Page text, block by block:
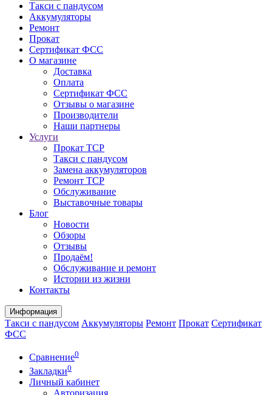
Такси с пандусом
Аккумуляторы
Ремонт
Прокат
Сертификат ФСС
О магазине
Доставка
Оплата
Сертификат ФСС
Отзывы о магазине
Производители
Наши партнеры
Услуги
Прокат ТСР
Такси с пандусом
Замена аккумуляторов
Ремонт ТСР
Обслуживание
Выставочные товары
Блог
Новости
Обзоры
Отзывы
Продаём!
Обслуживание и ремонт
Истории из жизни
Контакты
Информация
Такси с пандусом Аккумуляторы Ремонт Прокат Сертификат
ФСС
Сравнение0
Закладки0
Личный кабинет
Авторизация